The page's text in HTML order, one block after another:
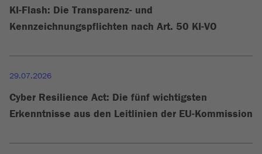
KI-Flash: Die Transparenz- und
Kennzeichnungspflichten nach Art. 50 KI-VO
29.07.2026
Cyber Resilience Act: Die fünf wichtigsten
Erkenntnisse aus den Leitlinien der EU-Kommission